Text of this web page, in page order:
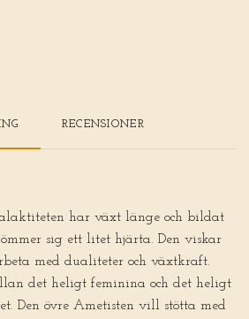
RECENSIONER
har växt länge och bildat
sig ett litet hjärta. Den viskar
med dualiteter och växtkraft.
det heligt feminina och det heligt
Den övre Ametisten vill stötta med